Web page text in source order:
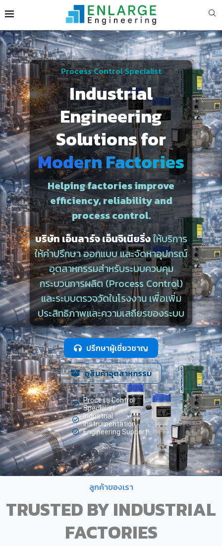
Process Control Specialist
Industrial
Engineering
Solutions for
Modern Factories
Helping factories improve
efficiency, reliability and
process control.
บริษัท เอ็นลาร์จ เอ็นจิเนียริ่งให้บริการ
ให้คำปรึกษา ออกแบบ และจัดหาอุปกรณ์
อุตสาหกรรมสำหรับระบบควบคุม
กระบวนการผลิต (Process Control)
และระบบตรวจวัดในโรงงาน เพื่อเพิ่ม
ประสิทธิภาพและความเสถียรของระบบ
ปรึกษาผู้เชี่ยวชาญ
ดูสินค้าอุตสาหกรรม
Process Control
Specialist
Industrial
Instrumentation
Engineering Support
ลูกค้าของเรา
TRUSTED BY INDUSTRIAL
FACTORIES